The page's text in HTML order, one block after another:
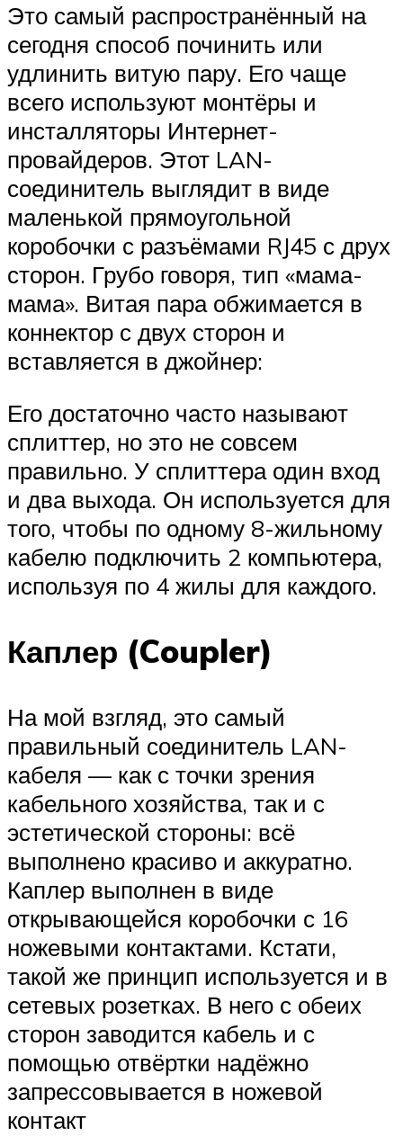
Это самый распространённый на
сегодня способ починить или
удлинить витую пару. Его чаще
всего используют монтёры и
инсталляторы Интернет-
провайдеров. Этот LAN-
соединитель выглядит в виде
маленькой прямоугольной
коробочки с разъёмами RJ45 с друх
сторон. Грубо говоря, тип «мама-
мама». Витая пара обжимается в
коннектор с двух сторон и
вставляется в джойнер:
Его достаточно часто называют
сплиттер, но это не совсем
правильно. У сплиттера один вход
и два выхода. Он используется для
того, чтобы по одному 8-жильному
кабелю подключить 2 компьютера,
используя по 4 жилы для каждого.
Каплер (Coupler)
На мой взгляд, это самый
правильный соединитель LAN-
кабеля — как с точки зрения
кабельного хозяйства, так и с
эстетической стороны: всё
выполнено красиво и аккуратно.
Каплер выполнен в виде
открывающейся коробочки с 16
ножевыми контактами. Кстати,
такой же принцип используется и в
сетевых розетках. В него с обеих
сторон заводится кабель и с
помощью отвёртки надёжно
запрессовывается в ножевой
контакт